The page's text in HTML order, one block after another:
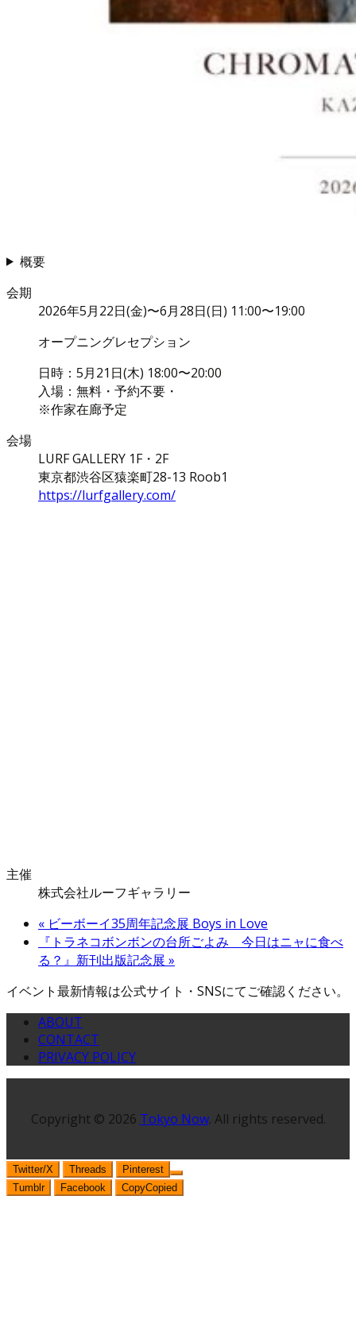
概要
会期
2026年5月22日(金)〜6月28日(日) 11:00〜19:00
オープニングレセプション
日時：5月21日(木) 18:00〜20:00
入場：無料・予約不要・
※作家在廊予定
会場
LURF GALLERY 1F・2F
東京都渋谷区猿楽町28-13 Roob1
https://lurfgallery.com/
主催
株式会社ルーフギャラリー
« ビーボーイ35周年記念展 Boys in Love
『トラネコボンボンの台所ごよみ 今日はニャに食べ
る？』新刊出版記念展 »
イベント最新情報は公式サイト・SNSにてご確認ください。
ABOUT
CONTACT
PRIVACY POLICY
Copyright © 2026 Tokyo Now. All rights reserved.
Twitter/X Threads
Pinterest
Tumblr
Facebook CopyCopied